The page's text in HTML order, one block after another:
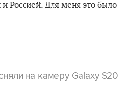
Россией. Для меня это было
на камеру Galaxy S20